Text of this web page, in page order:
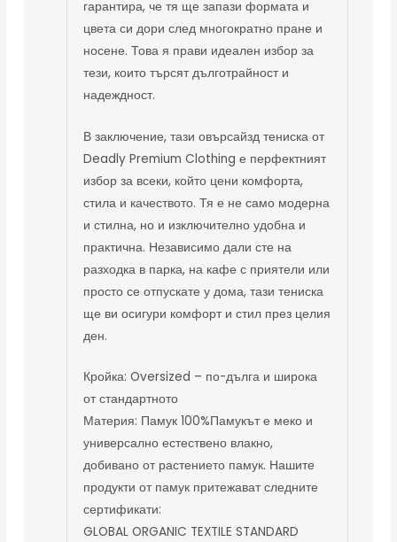
гарантира, че тя ще запази формата и
цвета си дори след многократно пране и
носене. Това я прави идеален избор за
тези, които търсят дълготрайност и
надеждност.
В заключение, тази овърсайзд тениска от
Deadly Premium Clothing е перфектният
избор за всеки, който цени комфорта,
стила и качеството. Тя е не само модерна
и стилна, но и изключително удобна и
практична. Независимо дали сте на
разходка в парка, на кафе с приятели или
просто се отпускате у дома, тази тениска
ще ви осигури комфорт и стил през целия
ден.
Кройка: Oversized – по-дълга и широка
от стандартното
Материя: Памук 100%Памукът е меко и
универсално естествено влакно,
добивано от растението памук. Нашите
продукти от памук притежават следните
сертификати:
GLOBAL ORGANIC TEXTILE STANDARD